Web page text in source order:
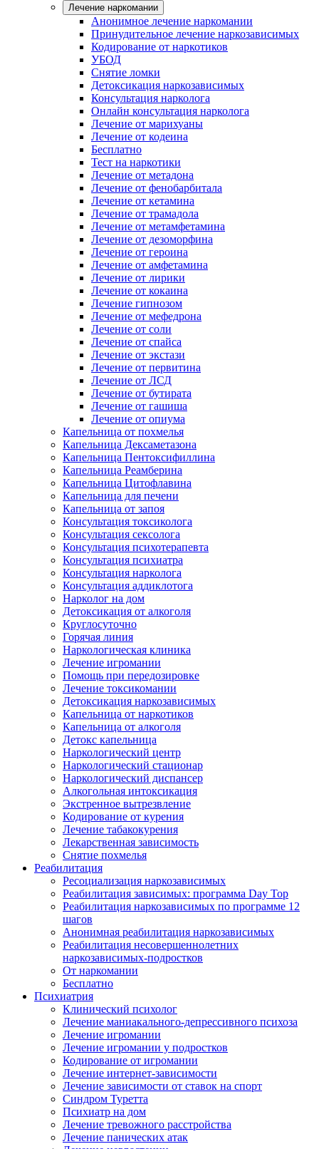
Лечение наркомании
Анонимное лечение наркомании
Принудительное лечение наркозависимых
Кодирование от наркотиков
УБОД
Снятие ломки
Детоксикация наркозависимых
Консультация нарколога
Онлайн консультация нарколога
Лечение от марихуаны
Лечение от кодеина
Бесплатно
Тест на наркотики
Лечение от метадона
Лечение от фенобарбитала
Лечение от кетамина
Лечение от трамадола
Лечение от метамфетамина
Лечение от дезоморфина
Лечение от героина
Лечение от амфетамина
Лечение от лирики
Лечение от кокаина
Лечение гипнозом
Лечение от мефедрона
Лечение от соли
Лечение от спайса
Лечение от экстази
Лечение от первитина
Лечение от ЛСД
Лечение от бутирата
Лечение от гашиша
Лечение от опиума
Капельница от похмелья
Капельница Дексаметазона
Капельница Пентоксифиллина
Капельница Реамберина
Капельница Цитофлавина
Капельница для печени
Капельница от запоя
Консультация токсиколога
Консультация сексолога
Консультация психотерапевта
Консультация психиатра
Консультация нарколога
Консультация аддиклотога
Нарколог на дом
Детоксикация от алкоголя
Круглосуточно
Горячая линия
Наркологическая клиника
Лечение игромании
Помощь при передозировке
Лечение токсикомании
Детоксикация наркозависимых
Капельница от наркотиков
Капельница от алкоголя
Детокс капельница
Наркологический центр
Наркологический стационар
Наркологический диспансер
Алкогольная интоксикация
Экстренное вытрезвление
Кодирование от курения
Лечение табакокурения
Лекарственная зависимость
Снятие похмелья
Реабилитация
Ресоциализация наркозависимых
Реабилитация зависимых: программа Day Top
Реабилитация наркозависимых по программе 12
шагов
Анонимная реабилитация наркозависимых
Реабилитация несовершеннолетних
наркозависимых-подростков
От наркомании
Бесплатно
Психиатрия
Клинический психолог
Лечение маниакального-депрессивного психоза
Лечение игромании
Лечение игромании у подростков
Кодирование от игромании
Лечение интернет-зависимости
Лечение зависимости от ставок на спорт
Синдром Туретта
Психиатр на дом
Лечение тревожного расстройства
Лечение панических атак